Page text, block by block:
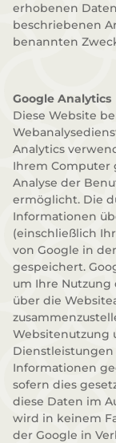
erhobenen
beschriebenen
benannten
Google Analytics
Diese Website
Analytics
Ihrem Computer
Analyse der
ermöglicht. Die
Informationen
(einschließlich
von Google in
gespeichert.
um Ihre Nutzung
über die
Websitenutzung
Dienstleistungen
Informationen
sofern dies
diese Daten im
wird in keinem
der Google in